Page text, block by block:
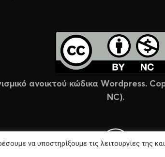
ανοικτού κώδικα Wordpress.
NC).
να υποστηρίξουμε τις λειτουργίες της και